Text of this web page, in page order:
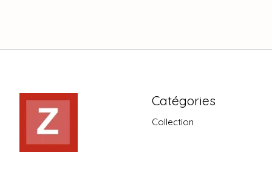
Catégories
Collection